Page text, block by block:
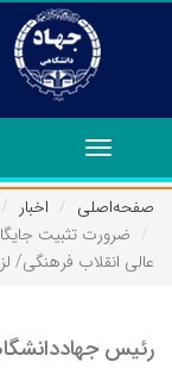
Toggle
navigation
صفحه‌اصلی
اخبار
ضرورت تثبیت
عالی انقلاب فرهنگی/
رئیس